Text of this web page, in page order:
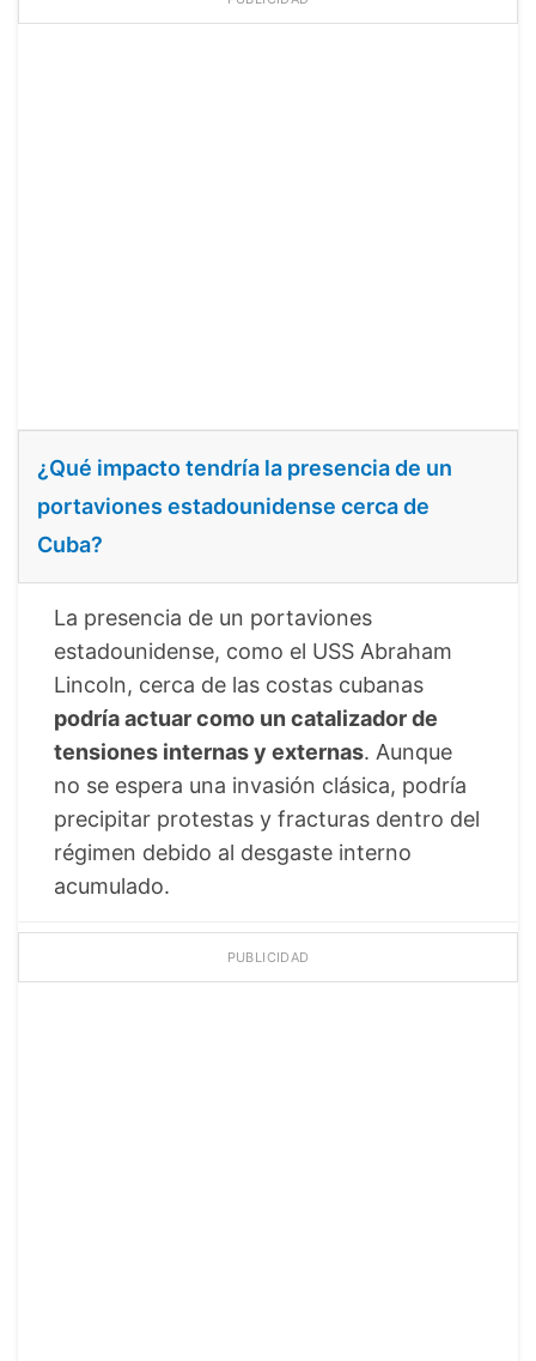
¿Qué impacto tendría la presencia de un
portaviones estadounidense cerca de
Cuba?
La presencia de un portaviones
estadounidense, como el USS Abraham
Lincoln, cerca de las costas cubanas
podría actuar como un catalizador de
tensiones internas y externas. Aunque
no se espera una invasión clásica, podría
precipitar protestas y fracturas dentro del
régimen debido al desgaste interno
acumulado.
PUBLICIDAD